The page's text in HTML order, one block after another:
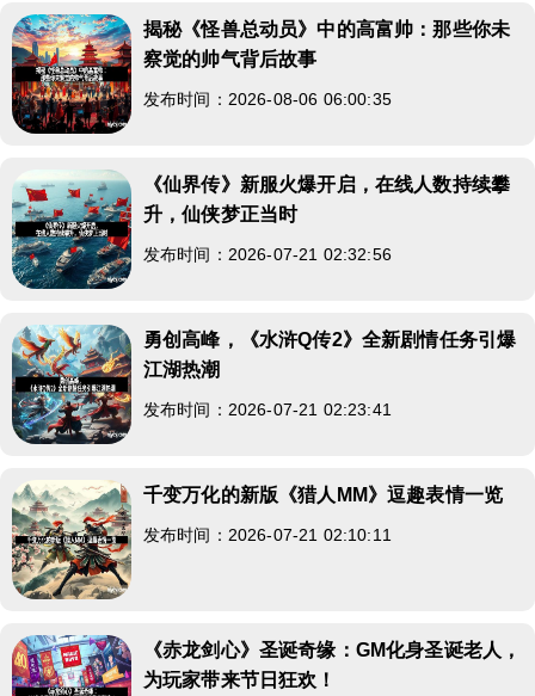
揭秘《怪兽总动员》中的高富帅：那些你未
察觉的帅气背后故事
发布时间：2026-08-06 06:00:35
《仙界传》新服火爆开启，在线人数持续攀
升，仙侠梦正当时
发布时间：2026-07-21 02:32:56
勇创高峰，《水浒Q传2》全新剧情任务引爆
江湖热潮
发布时间：2026-07-21 02:23:41
千变万化的新版《猎人MM》逗趣表情一览
发布时间：2026-07-21 02:10:11
《赤龙剑心》圣诞奇缘：GM化身圣诞老人，
为玩家带来节日狂欢！